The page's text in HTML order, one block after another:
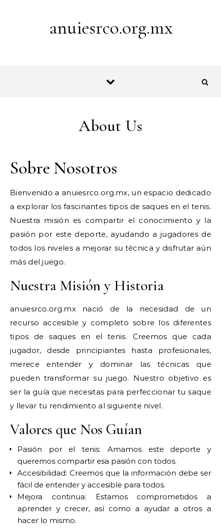
anuiesrco.org.mx
About Us
Sobre Nosotros
Bienvenido a anuiesrco.org.mx, un espacio dedicado
a explorar los fascinantes tipos de saques en el tenis.
Nuestra misión es compartir el conocimiento y la
pasión por este deporte, ayudando a jugadores de
todos los niveles a mejorar su técnica y disfrutar aún
más del juego.
Nuestra Misión y Historia
anuiesrco.org.mx nació de la necesidad de un
recurso accesible y completo sobre los diferentes
tipos de saques en el tenis. Creemos que cada
jugador, desde principiantes hasta profesionales,
merece entender y dominar las técnicas que
pueden transformar su juego. Nuestro objetivo es
ser la guía que necesitas para perfeccionar tu saque
y llevar tu rendimiento al siguiente nivel.
Valores que Nos Guían
Pasión por el tenis: Amamos este deporte y
queremos compartir esa pasión con todos.
Accesibilidad: Creemos que la información debe ser
fácil de entender y accesible para todos.
Mejora continua: Estamos comprometidos a
aprender y crecer, así como a ayudar a otros a
hacer lo mismo.